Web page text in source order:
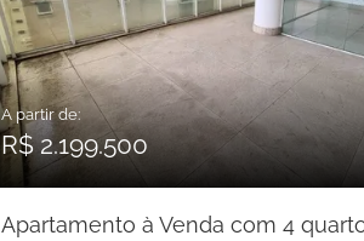
A partir de:
R$ 2.199.500
Apartamento à Venda com 4